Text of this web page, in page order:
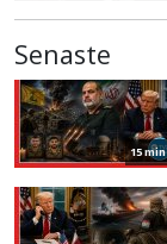
Senaste
15 min